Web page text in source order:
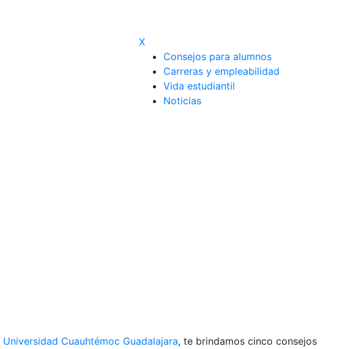
X
Consejos para alumnos
Carreras y empleabilidad
Vida estudiantil
Noticias
Universidad Cuauhtémoc Guadalajara, te brindamos cinco consejos